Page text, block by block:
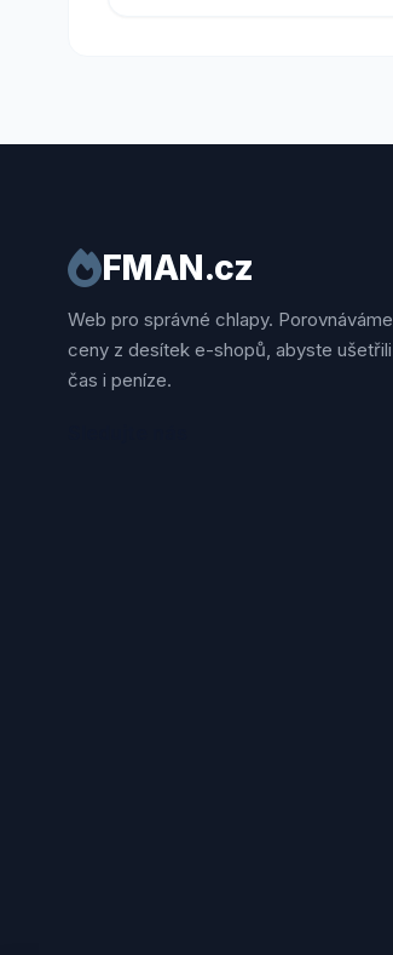
FMAN.cz
Web pro správné chlapy. Porovnáváme
ceny z desítek e-shopů, abyste ušetřili
čas i peníze.